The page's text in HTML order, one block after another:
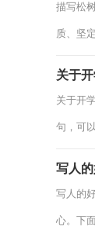
描写松
质、坚
关于
关于开
句，可
写人
写人的
心。下